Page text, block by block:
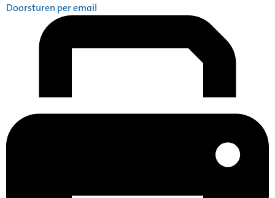
Doorsturen per email